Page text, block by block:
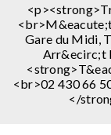
Gare du Midi,
Arr&ecirc;t
<br>02 430 66
</